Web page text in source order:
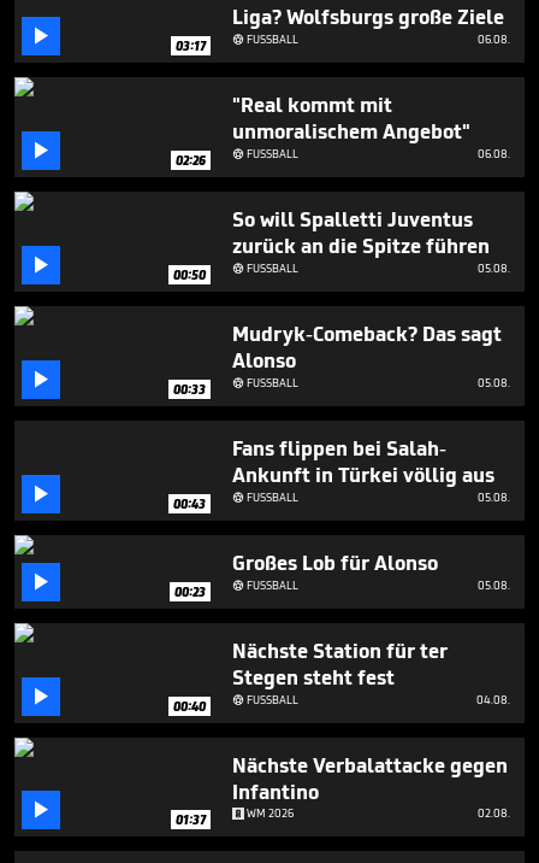
minutes,
seconds
 03:17
Liga? Wolfsburgs große Ziele
FUSSBALL 06.08.
 02:26
"Real kommt mit
unmoralischem Angebot"
FUSSBALL 06.08.
 00:50
So will Spalletti Juventus
zurück an die Spitze führen
FUSSBALL 05.08.
 00:33
Mudryk-Comeback? Das sagt
Alonso
FUSSBALL 05.08.
 00:43
Fans flippen bei Salah-
Ankunft in Türkei völlig aus
FUSSBALL 05.08.
 00:23
Großes Lob für Alonso
FUSSBALL 05.08.
 00:40
Nächste Station für ter
Stegen steht fest
FUSSBALL 04.08.
 01:37
Nächste Verbalattacke gegen
Infantino
WM 2026 02.08.